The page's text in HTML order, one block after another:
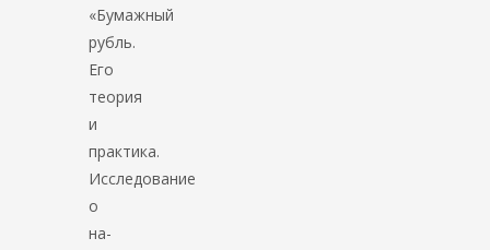
«Бумажный
рубль.
Его
теория
и
практика.
Исследование
о
на­